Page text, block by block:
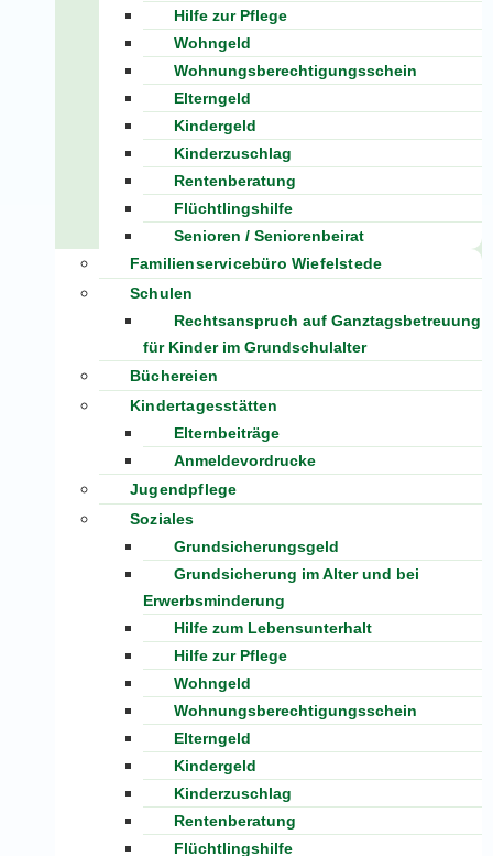
Hilfe zur Pflege
Wohngeld
Wohnungsberechtigungsschein
Elterngeld
Kindergeld
Kinderzuschlag
Rentenberatung
Flüchtlingshilfe
Senioren / Seniorenbeirat
Familienservicebüro Wiefelstede
Schulen
Rechtsanspruch auf Ganztagsbetreuung
für Kinder im Grundschulalter
Büchereien
Kindertagesstätten
Elternbeiträge
Anmeldevordrucke
Jugendpflege
Soziales
Grundsicherungsgeld
Grundsicherung im Alter und bei
Erwerbsminderung
Hilfe zum Lebensunterhalt
Hilfe zur Pflege
Wohngeld
Wohnungsberechtigungsschein
Elterngeld
Kindergeld
Kinderzuschlag
Rentenberatung
Flüchtlingshilfe